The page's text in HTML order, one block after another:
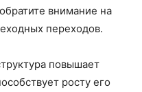
внимание на
переходов.
повышает
росту его